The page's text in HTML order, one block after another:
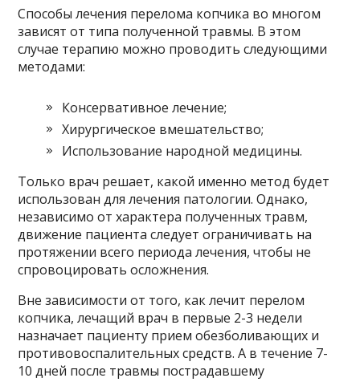
Способы лечения перелома копчика во многом
зависят от типа полученной травмы. В этом
случае терапию можно проводить следующими
методами:
Консервативное лечение;
Хирургическое вмешательство;
Использование народной медицины.
Только врач решает, какой именно метод будет
использован для лечения патологии. Однако,
независимо от характера полученных травм,
движение пациента следует ограничивать на
протяжении всего периода лечения, чтобы не
спровоцировать осложнения.
Вне зависимости от того, как лечит перелом
копчика, лечащий врач в первые 2-3 недели
назначает пациенту прием обезболивающих и
противовоспалительных средств. А в течение 7-
10 дней после травмы пострадавшему